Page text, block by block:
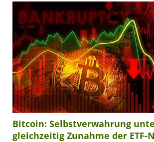
Bitcoin: Selbstverwahrung
gleichzeitig Zunahme der ETF-